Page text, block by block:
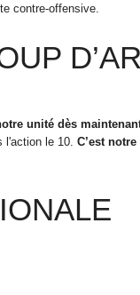
contre-offensive.
unité dès
le 10. C’est